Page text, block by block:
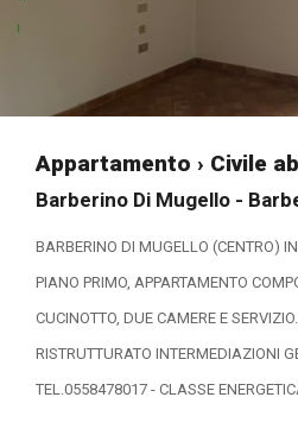
Appartamento › Civile
Barberino Di Mugello -
BARBERINO DI MUGELLO (CENTRO)
PIANO PRIMO, APPARTAMENTO
CUCINOTTO, DUE CAMERE E
RISTRUTTURATO INTERMEDIAZIONI
TEL.0558478017 - CLASSE